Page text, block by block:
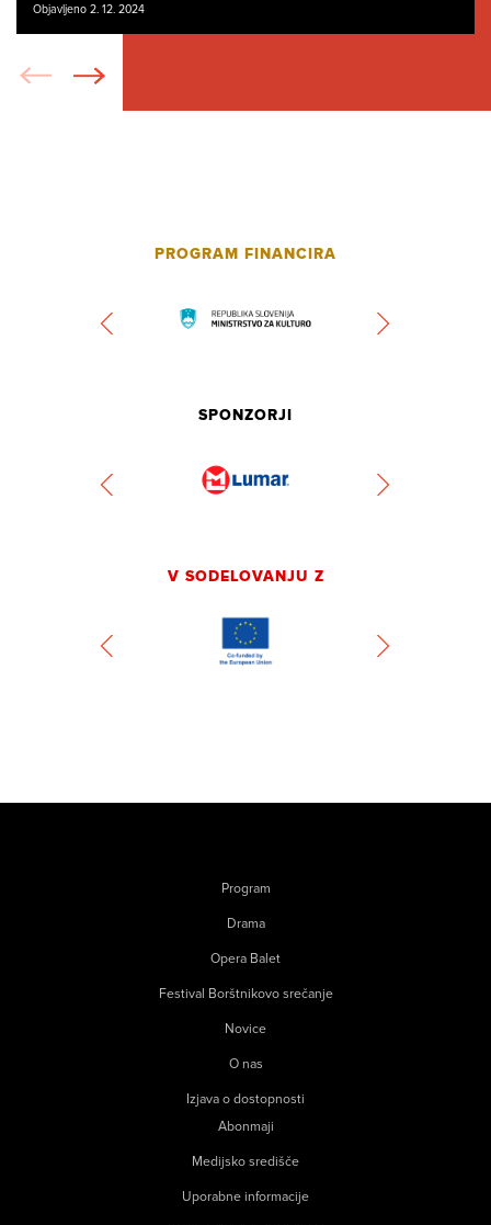
Objavljeno 2. 12. 2024
PROGRAM FINANCIRA
SPONZORJI
V SODELOVANJU Z
Program
Drama
Opera Balet
Festival Borštnikovo srečanje
Novice
O nas
Izjava o dostopnosti
Abonmaji
Medijsko središče
Uporabne informacije